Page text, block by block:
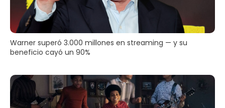
Warner superó 3.000 millones en streaming — y su
beneficio cayó un 90%